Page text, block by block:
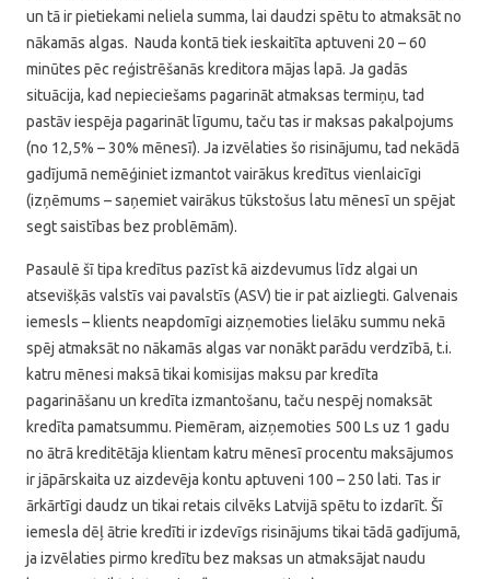
un tā ir pietiekami neliela summa, lai daudzi spētu to atmaksāt no
nākamās algas. Nauda kontā tiek ieskaitīta aptuveni 20 – 60
minūtes pēc reģistrēšanās kreditora mājas lapā. Ja gadās
situācija, kad nepieciešams pagarināt atmaksas termiņu, tad
pastāv iespēja pagarināt līgumu, taču tas ir maksas pakalpojums
(no 12,5% – 30% mēnesī). Ja izvēlaties šo risinājumu, tad nekādā
gadījumā nemēģiniet izmantot vairākus kredītus vienlaicīgi
(izņēmums – saņemiet vairākus tūkstošus latu mēnesī un spējat
segt saistības bez problēmām).
Pasaulē šī tipa kredītus pazīst kā aizdevumus līdz algai un
atsevišķās valstīs vai pavalstīs (ASV) tie ir pat aizliegti. Galvenais
iemesls – klients neapdomīgi aizņemoties lielāku summu nekā
spēj atmaksāt no nākamās algas var nonākt parādu verdzībā, t.i.
katru mēnesi maksā tikai komisijas maksu par kredīta
pagarināšanu un kredīta izmantošanu, taču nespēj nomaksāt
kredīta pamatsummu. Piemēram, aizņemoties 500 Ls uz 1 gadu
no ātrā kreditētāja klientam katru mēnesī procentu maksājumos
ir jāpārskaita uz aizdevēja kontu aptuveni 100 – 250 lati. Tas ir
ārkārtīgi daudz un tikai retais cilvēks Latvijā spētu to izdarīt. Šī
iemesla dēļ ātrie kredīti ir izdevīgs risinājums tikai tādā gadījumā,
ja izvēlaties pirmo kredītu bez maksas un atmaksājat naudu